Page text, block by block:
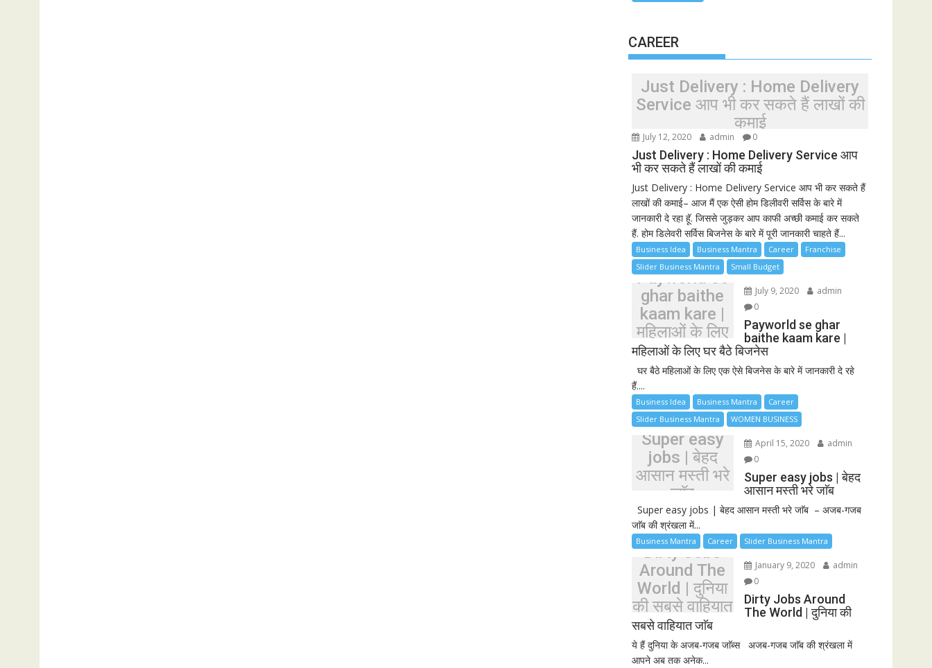
CAREER
Just Delivery : Home Delivery
Service आप भी कर सकते हैं लाखों की
कमाई
July 12, 2020 admin 0
Just Delivery : Home Delivery Service आप
भी कर सकते हैं लाखों की कमाई
Just Delivery : Home Delivery Service आप भी कर सकते हैं
लाखों की कमाई– आज मैं एक ऐसी होम डिलीवरी सर्विस के बारे में
जानकारी दे रहा हूॅ. जिससे जुड़कर आप काफी अच्छी कमाई कर सकते
हैं. होम डिलेवरी सर्विस बिजनेस के बारे में पूरी जानकारी चाहते हैं...
Business Idea Business Mantra Career
Franchise
Slider Business Mantra
Small Budget
Payworld se
ghar baithe
kaam kare |
महिलाओं के लिए
घर बैठे बिजनेस
July 9, 2020
admin
0
Payworld se ghar
baithe kaam kare |
महिलाओं के लिए घर बैठे बिजनेस
घर बैठे महिलाओं के लिए एक ऐसे बिजनेस के बारे में जानकारी दे रहे
हैं....
Business Idea Business Mantra
Career
Slider Business Mantra
WOMEN BUSINESS
Super easy
jobs | बेहद
आसान मस्ती भरे
जाॅब
April 15, 2020
admin
0
Super easy jobs | बेहद
आसान मस्ती भरे जाॅब
Super easy jobs | बेहद आसान मस्ती भरे जाॅब – अजब-गजब
जाॅब की श्रंखला में...
Business Mantra Career Slider Business Mantra
Dirty Jobs
Around The
World | दुनिया
की सबसे वाहियात
जाॅब
January 9, 2020
admin
0
Dirty Jobs Around
The World | दुनिया की
सबसे वाहियात जाॅब
ये हैं दुनिया के अजब-गजब जाॅब्स अजब-गजब जाॅब की श्रंखला में
आपने अब तक अनेक...